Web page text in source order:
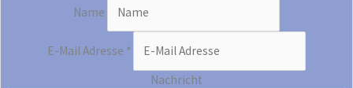
Name
E-Mail Adresse *
Nachricht